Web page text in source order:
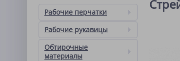
Рабочие перчатки
Рабочие рукавицы
Обтирочные
материалы